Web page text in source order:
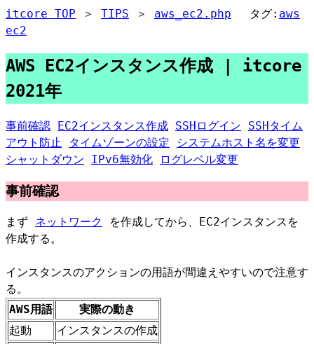
itcore TOP ＞ TIPS ＞ aws_ec2.php タグ: aws
ec2
AWS EC2インスタンス作成 | itcore
2021年
事前確認 EC2インスタンス作成 SSHログイン
SSHタイム
アウト防止
タイムゾーンの設定
システムホスト名を変更
シャットダウン
IPv6無効化 ログレベル変更
事前確認
まず ネットワーク
を作成してから、EC2インスタンスを
作成する。
インスタンスのアクションの用語が間違えやすいので注意す
る。
AWS用語
実際の動き
起動
インスタンスの作成